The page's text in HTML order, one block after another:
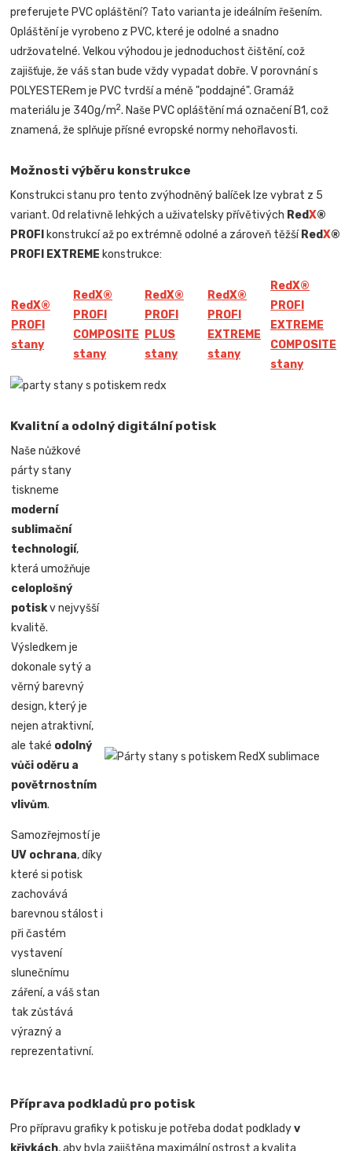
preferujete PVC opláštění? Tato varianta je ideálním řešením.
Opláštění je vyrobeno z PVC, které je odolné a snadno
udržovatelné. Velkou výhodou je jednoduchost čištění, což
zajišťuje, že váš stan bude vždy vypadat dobře. V porovnání s
POLYESTERem je PVC tvrdší a méně "poddajné". Gramáž
materiálu je 340g/m2. Naše PVC opláštění má označení B1, což
znamená, že splňuje přísné evropské normy nehořlavosti.
Možnosti výběru konstrukce
Konstrukci stanu pro tento zvýhodněný balíček lze vybrat z 5
variant. Od relativně lehkých a uživatelsky přívětivých RedX®
PROFI konstrukcí až po extrémně odolné a zároveň těžší RedX®
PROFI EXTREME konstrukce:
RedX®
PROFI
stany
RedX®
PROFI
COMPOSITE
stany
RedX®
PROFI
PLUS
stany
RedX®
PROFI
EXTREME
stany
RedX®
PROFI
EXTREME
COMPOSITE
stany
Kvalitní a odolný digitální potisk
Naše nůžkové
párty stany
tiskneme
moderní
sublimační
technologií,
která umožňuje
celoplošný
potiskv nejvyšší
kvalitě.
Výsledkem je
dokonale sytý a
věrný barevný
design, který je
nejen atraktivní,
ale také odolný
vůči oděru a
povětrnostním
vlivům.
Samozřejmostí je
UV ochrana, díky
které si potisk
zachovává
barevnou stálost i
při častém
vystavení
slunečnímu
záření, a váš stan
tak zůstává
výrazný a
reprezentativní.
Příprava podkladů pro potisk
Pro přípravu grafiky k potisku je potřeba dodat podkladyv